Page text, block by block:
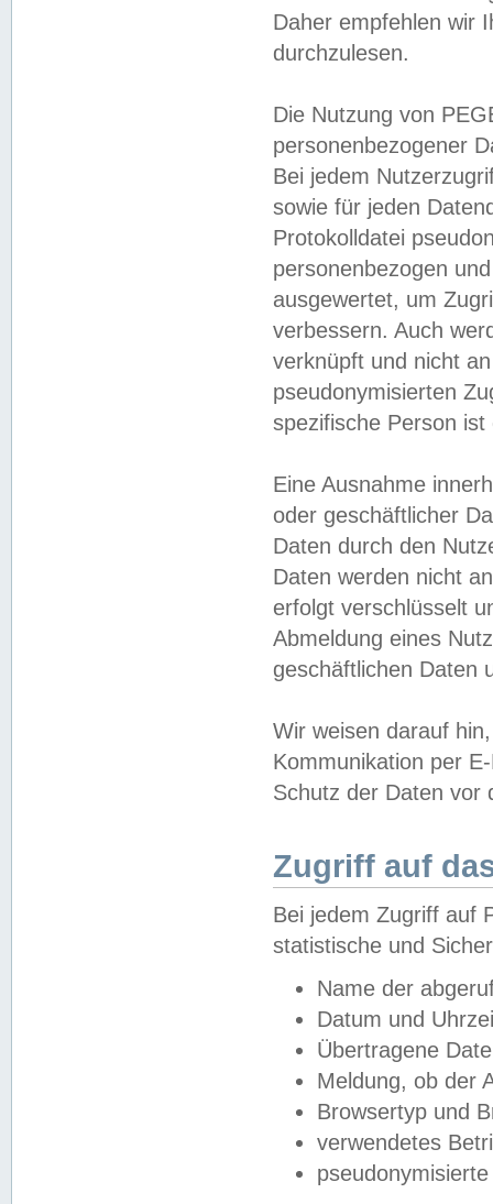
Daher empfehlen wir
durchzulesen.
Die Nutzung von
personenbezogener
Bei jedem
sowie für jeden
Protokolldatei
personenbezogen
ausgewertet, um
verbessern. Auch
verknüpft und nicht
pseudonymisierten
spezifische Person
Eine Ausnahme
oder geschäftlicher
Daten durch den
Daten werden nicht
erfolgt verschlüsselt
Abmeldung eines
geschäftlichen Daten
Wir weisen darauf
Kommunikation per
Schutz der Daten vor
Zugriff auf
Bei jedem Zugriff auf
statistische und
Name der
Datum und
Übertragene
Meldung, ob der
Browsertyp und
verwendetes